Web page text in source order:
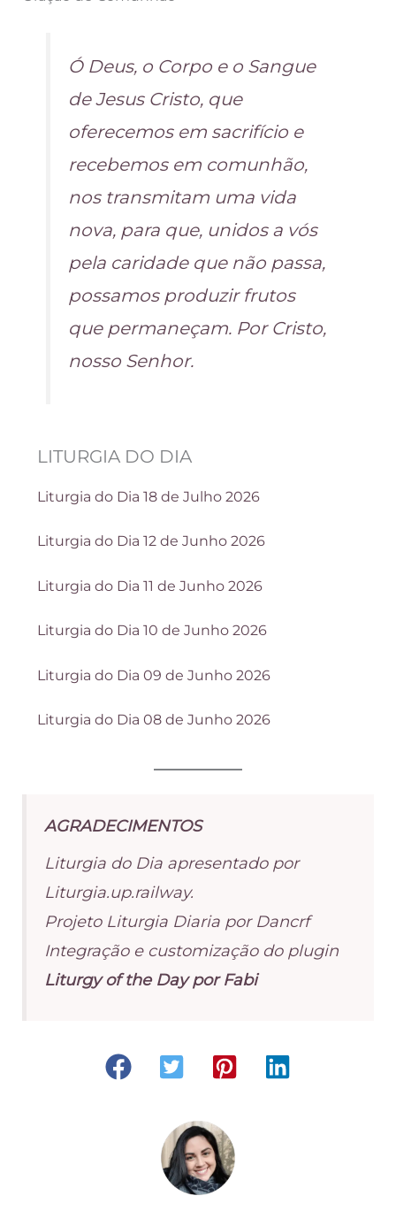
Ó Deus, o Corpo e o Sangue
de Jesus Cristo, que
oferecemos em sacrifício e
recebemos em comunhão,
nos transmitam uma vida
nova, para que, unidos a vós
pela caridade que não passa,
possamos produzir frutos
que permaneçam. Por Cristo,
nosso Senhor.
LITURGIA DO DIA
Liturgia do Dia 18 de Julho 2026
Liturgia do Dia 12 de Junho 2026
Liturgia do Dia 11 de Junho 2026
Liturgia do Dia 10 de Junho 2026
Liturgia do Dia 09 de Junho 2026
Liturgia do Dia 08 de Junho 2026
AGRADECIMENTOS
Liturgia do Dia apresentado por
Liturgia.up.railway.
Projeto Liturgia Diaria por Dancrf
Integração e customização do plugin
Liturgy of the Day por Fabi